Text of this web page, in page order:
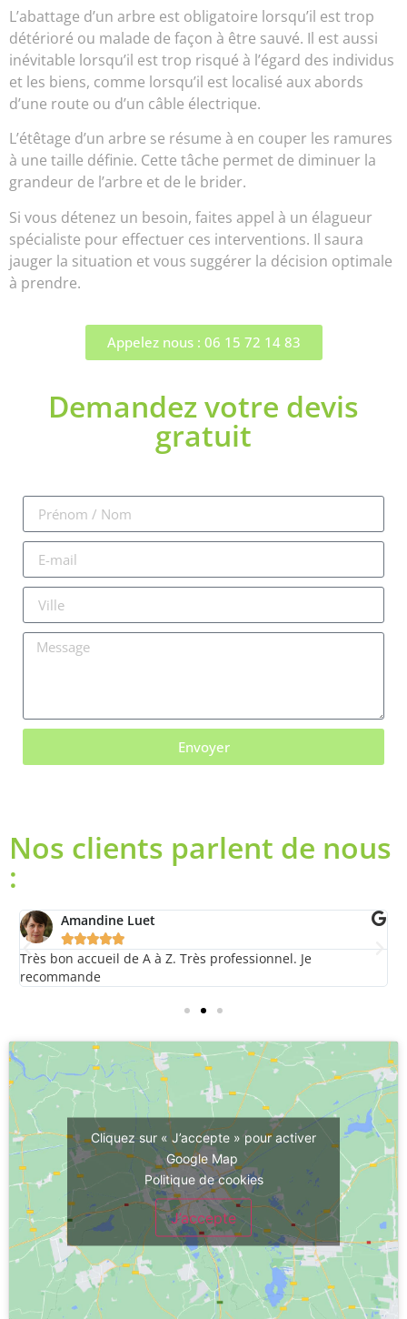
L’abattage d’un arbre est obligatoire lorsqu’il est trop
détérioré ou malade de façon à être sauvé. Il est aussi
inévitable lorsqu’il est trop risqué à l’égard des individus
et les biens, comme lorsqu’il est localisé aux abords
d’une route ou d’un câble électrique.
L’étêtage d’un arbre se résume à en couper les ramures
à une taille définie. Cette tâche permet de diminuer la
grandeur de l’arbre et de le brider.
Si vous détenez un besoin, faites appel à un élagueur
spécialiste pour effectuer ces interventions. Il saura
jauger la situation et vous suggérer la décision optimale
à prendre.
Appelez nous : 06 15 72 14 83
Demandez votre devis
gratuit
Envoyer
Nos clients parlent de nous
:
Amandine Luet

Très bon accueil de A à Z. Très professionnel. Je
recommande
Cliquez sur « J’accepte » pour activer
Google Map
Politique de cookies
J’accepte